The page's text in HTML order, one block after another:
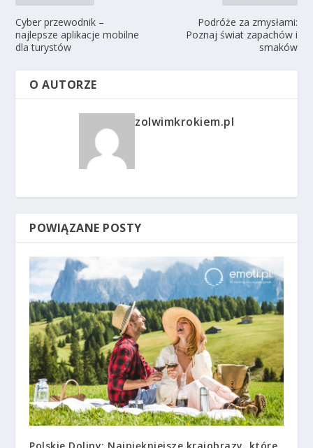
Cyber przewodnik –
najlepsze aplikacje mobilne
dla turystów
Podróże za zmysłami:
Poznaj świat zapachów i
smaków
O AUTORZE
zolwimkrokiem.pl
POWIĄZANE POSTY